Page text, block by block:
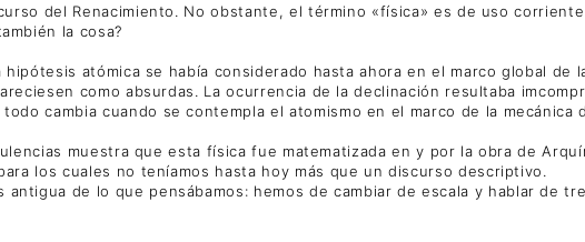
del Renacimiento. No obstante, el término «física» es de uso
la cosa?
atómica se había considerado hasta ahora en el marco global
como absurdas. La ocurrencia de la declinación resultaba
cambia cuando se contempla el atomismo en el marco de la
muestra que esta física fue matematizada en y por la obra de
los cuales no teníamos hasta hoy más que un discurso descriptivo.
de lo que pensábamos: hemos de cambiar de escala y hablar de